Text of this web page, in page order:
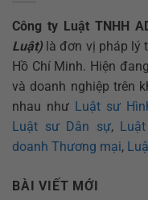
Công ty Luật TNHH
Luật) là đơn vị pháp lý
Hồ Chí Minh. Hiện
và doanh nghiệp trên
nhau như Luật sư
Luật sư Dân sự,
doanh Thương mại,
BÀI VIẾT MỚI